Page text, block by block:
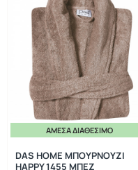
ΆΜΕΣΑ ΔΙΑΘΈΣΙΜΟ
DAS HOME ΜΠΟΥΡΝΟΥΖΙ
HAPPY 1455 ΜΠΕΖ